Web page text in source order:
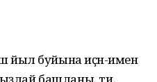
йыл буйына иҫән-имен